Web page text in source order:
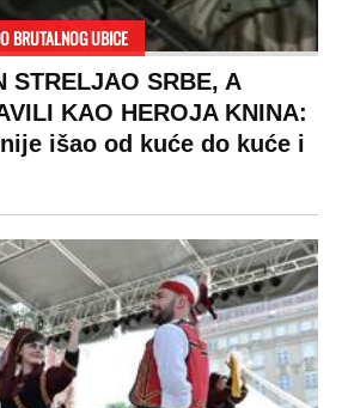
BRUTALNOG UBICE
STRELJAO SRBE, A
KAO HEROJA KNINA:
išao od kuće do kuće i